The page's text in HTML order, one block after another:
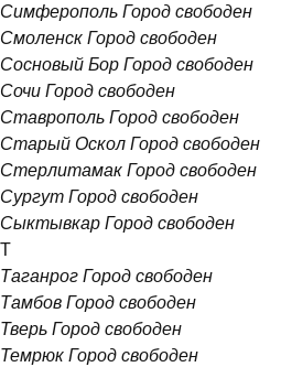
Симферополь Город свободен
Смоленск Город свободен
Сосновый Бор Город свободен
Сочи Город свободен
Ставрополь Город свободен
Старый Оскол Город свободен
Стерлитамак Город свободен
Сургут Город свободен
Сыктывкар Город свободен
Т
Таганрог Город свободен
Тамбов Город свободен
Тверь Город свободен
Темрюк Город свободен